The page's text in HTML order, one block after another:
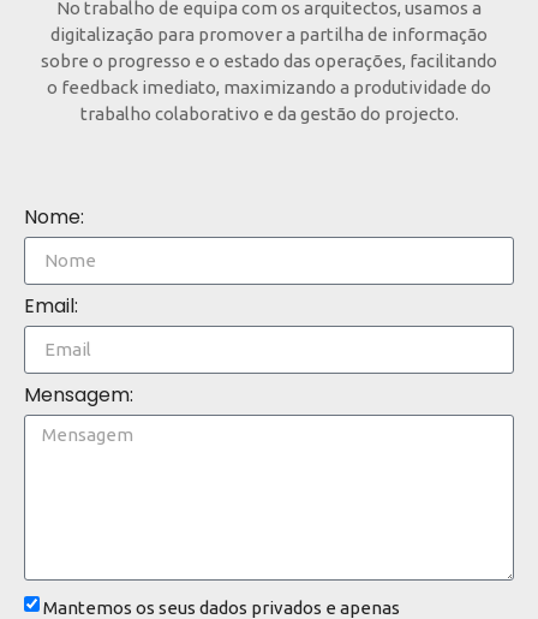
No trabalho de equipa com os arquitectos, usamos a
digitalização para promover a partilha de informação
sobre o progresso e o estado das operações, facilitando
o feedback imediato, maximizando a produtividade do
trabalho colaborativo e da gestão do projecto.
Nome:
Email:
Mensagem:
Mantemos os seus dados privados e apenas